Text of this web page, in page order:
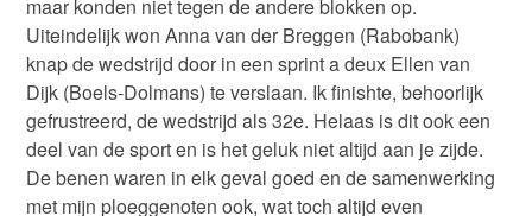
maar konden niet tegen de andere blokken op.
Uiteindelijk won Anna van der Breggen (Rabobank)
knap de wedstrijd door in een sprint a deux Ellen van
Dijk (Boels-Dolmans) te verslaan. Ik finishte, behoorlijk
gefrustreerd, de wedstrijd als 32e. Helaas is dit ook een
deel van de sport en is het geluk niet altijd aan je zijde.
De benen waren in elk geval goed en de samenwerking
met mijn ploeggenoten ook, wat toch altijd even